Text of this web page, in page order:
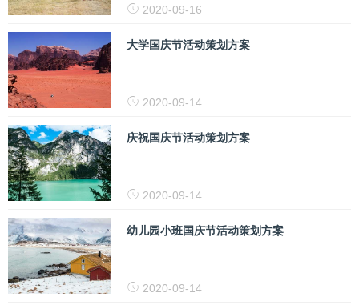
2020-09-16
大学国庆节活动策划方案
2020-09-14
庆祝国庆节活动策划方案
2020-09-14
幼儿园小班国庆节活动策划方案
2020-09-14